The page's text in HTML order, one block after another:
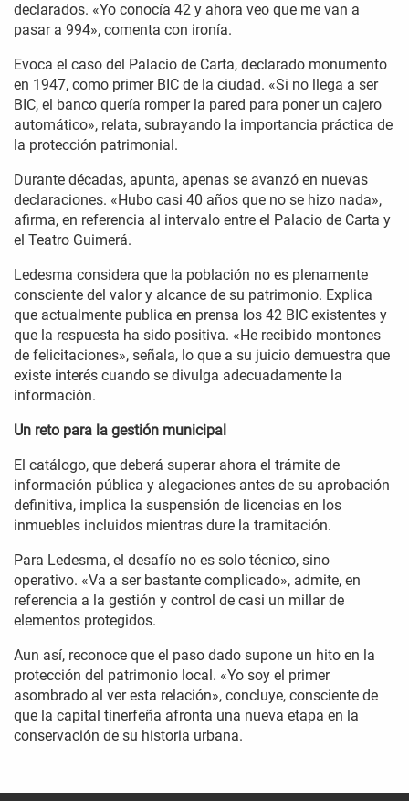
declarados. «Yo conocía 42 y ahora veo que me van a
pasar a 994», comenta con ironía.
Evoca el caso del Palacio de Carta, declarado monumento
en 1947, como primer BIC de la ciudad. «Si no llega a ser
BIC, el banco quería romper la pared para poner un cajero
automático», relata, subrayando la importancia práctica de
la protección patrimonial.
Durante décadas, apunta, apenas se avanzó en nuevas
declaraciones. «Hubo casi 40 años que no se hizo nada»,
afirma, en referencia al intervalo entre el Palacio de Carta y
el Teatro Guimerá.
Ledesma considera que la población no es plenamente
consciente del valor y alcance de su patrimonio. Explica
que actualmente publica en prensa los 42 BIC existentes y
que la respuesta ha sido positiva. «He recibido montones
de felicitaciones», señala, lo que a su juicio demuestra que
existe interés cuando se divulga adecuadamente la
información.
Un reto para la gestión municipal
El catálogo, que deberá superar ahora el trámite de
información pública y alegaciones antes de su aprobación
definitiva, implica la suspensión de licencias en los
inmuebles incluidos mientras dure la tramitación.
Para Ledesma, el desafío no es solo técnico, sino
operativo. «Va a ser bastante complicado», admite, en
referencia a la gestión y control de casi un millar de
elementos protegidos.
Aun así, reconoce que el paso dado supone un hito en la
protección del patrimonio local. «Yo soy el primer
asombrado al ver esta relación», concluye, consciente de
que la capital tinerfeña afronta una nueva etapa en la
conservación de su historia urbana.